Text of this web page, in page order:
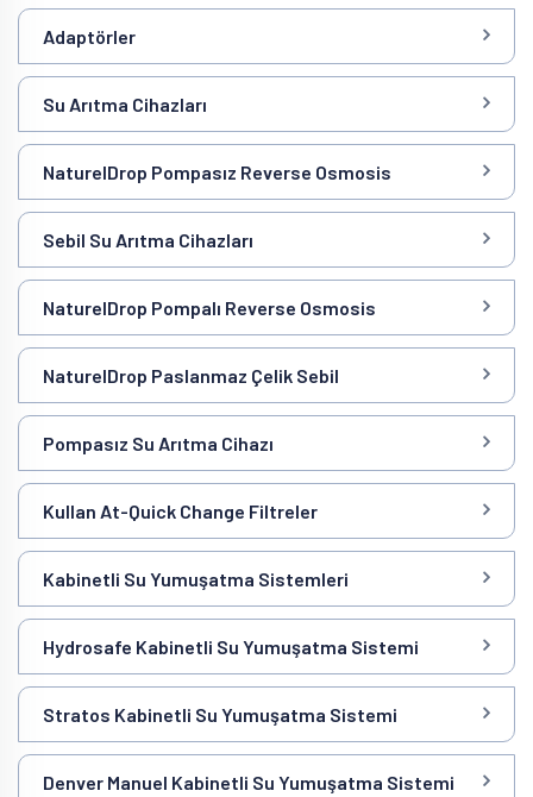
Adaptörler
Su Arıtma Cihazları
NaturelDrop Pompasız Reverse Osmosis
Sebil Su Arıtma Cihazları
NaturelDrop Pompalı Reverse Osmosis
NaturelDrop Paslanmaz Çelik Sebil
Pompasız Su Arıtma Cihazı
Kullan At-Quick Change Filtreler
Kabinetli Su Yumuşatma Sistemleri
Hydrosafe Kabinetli Su Yumuşatma Sistemi
Stratos Kabinetli Su Yumuşatma Sistemi
Denver Manuel Kabinetli Su Yumuşatma Sistemi